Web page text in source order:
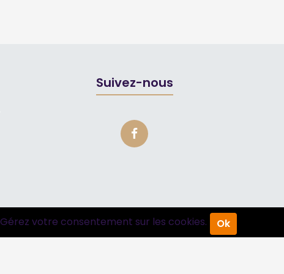
Suivez-nous
Gérez votre consentement sur les cookies. Ok